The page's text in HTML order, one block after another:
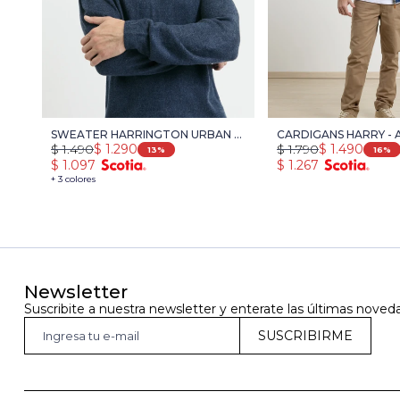
SWEATER HARRINGTON URBAN -
AZUL MELANGE
+ 3 colores
$ 1.290
$ 1.490 13
$ 1.097
CARDIGANS HARRY -
$ 1.490
$ 1.790 16
$ 1.267
Newsletter
Suscribite a nuestra newsletter y enterate las últimas
SUSCRIBIRME